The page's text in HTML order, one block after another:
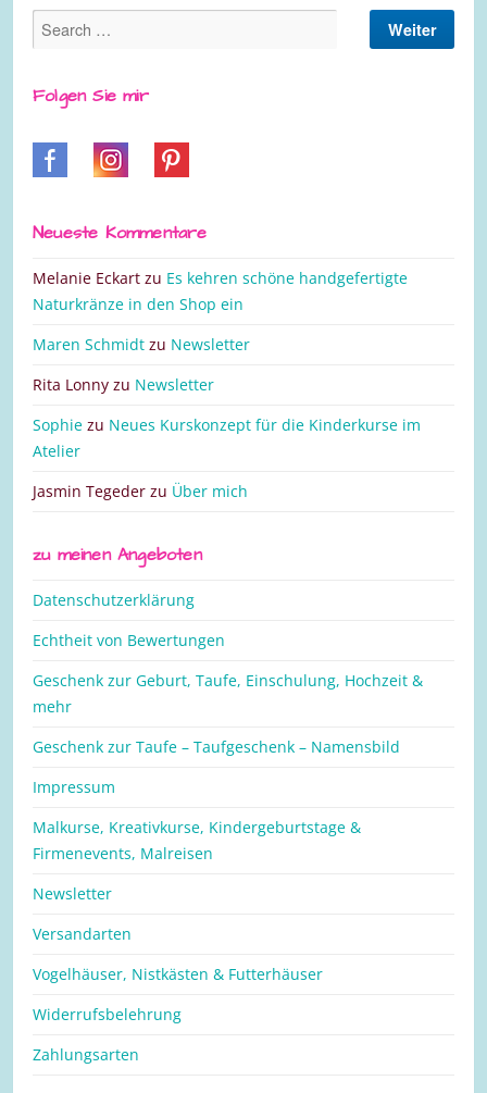
Folgen Sie mir
Neueste Kommentare
Melanie Eckart zu Es kehren schöne handgefertigte
Naturkränze in den Shop ein
Maren Schmidt zu Newsletter
Rita Lonny zu Newsletter
Sophie zu Neues Kurskonzept für die Kinderkurse im
Atelier
Jasmin Tegeder zu Über mich
zu meinen Angeboten
Datenschutzerklärung
Echtheit von Bewertungen
Geschenk zur Geburt, Taufe, Einschulung, Hochzeit &
mehr
Geschenk zur Taufe – Taufgeschenk – Namensbild
Impressum
Malkurse, Kreativkurse, Kindergeburtstage &
Firmenevents, Malreisen
Newsletter
Versandarten
Vogelhäuser, Nistkästen & Futterhäuser
Widerrufsbelehrung
Zahlungsarten